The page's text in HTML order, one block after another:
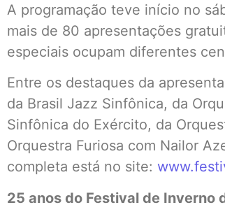
A programação teve início no
mais de 80 apresentações
especiais ocupam diferentes
Entre os destaques da
da Brasil Jazz Sinfônica, da
Sinfônica do Exército, da
Orquestra Furiosa com Nailor
completa está no site:
25 anos do Festival de Inverno